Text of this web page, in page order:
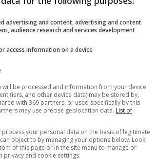
advertising and content, advertising and content
audience research and services development
access information on a device
will be processed and information from your device
and other device data) may be stored by,
with 369 partners, or used specifically by this
may use precise geolocation data. List of
process your personal data on the basis of legitimate
object to by managing your options below. Look
of this page or in the site menu to manage or
privacy and cookie settings.